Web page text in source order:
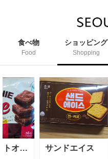
食べ物
Food
ショッピング
Shopping
イチゴラテ